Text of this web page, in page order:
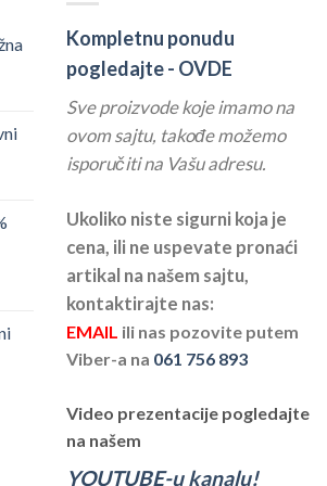
Kompletnu ponudu
pogledajte - OVDE
Sve proizvode koje imamo na
ovom sajtu, takođe možemo
isporučiti na Vašu adresu.
Ukoliko niste sigurni koja je
cena, ili ne uspevate pronaći
artikal na našem sajtu,
kontaktirajte nas:
EMAIL ili nas pozovite putem
Viber-a na 061 756 893
Video prezentacije pogledajte
na našem
YOUTUBE-u kanalu!